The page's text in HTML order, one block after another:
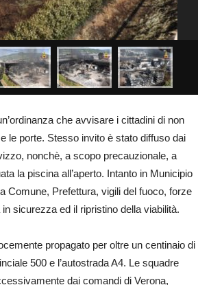
che avvisare i cittadini di non
le porte. Stesso invito è stato diffuso dai
nonchè, a scopo precauzionale, a
la piscina all’aperto. Intanto in Municipio
Comune, Prefettura, vigili del fuoco, forze
sicurezza ed il ripristino della viabilità.
propagato per oltre un centinaio di
500 e l’autostrada A4. Le squadre
dai comandi di Verona,